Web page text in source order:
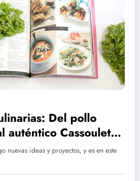
Del pollo
auténtico Cassoulet
nuevas ideas y proyectos, y es en este